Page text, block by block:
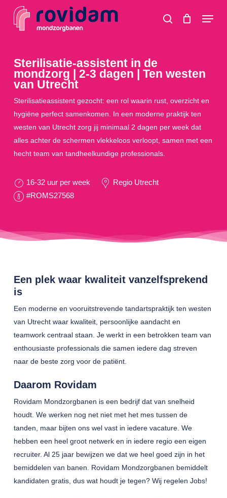
search
Menu
Sterilisatie-assistent in de
mondzorg | 2-3 dagen | Ten westen
van Utrecht
Sterilisatieassistent gezocht: een rol waarin rust, overzicht en
hygiëne perfect samenkomen. In een moderne praktijk ten
westen van Utrecht zorg jij minimaal 2 dagen per week dat
alles achter de schermen vlekkeloos verloopt, samen met een
hecht team van tandheelkundige professionals.
16-32 uur per week
Regio Utrecht
#ROMS27568
Een plek waar kwaliteit vanzelfsprekend
is
Een moderne en vooruitstrevende tandartspraktijk ten westen
van Utrecht waar kwaliteit, persoonlijke aandacht en
teamwork centraal staan. Je werkt in een betrokken team van
enthousiaste professionals die samen iedere dag streven
naar de beste zorg voor de patiënt.
Daarom Rovidam
Rovidam Mondzorgbanen is een bedrijf dat van snelheid
houdt. We werken nog net niet met het mes tussen de
tanden, maar bijten ons wel vast in iedere vacature. We
hebben een heel groot netwerk en in iedere regio een eigen
recruiter. Al 25 jaar bewijzen we dat we heel goed zijn in het
bemiddelen van banen. Rovidam Mondzorgbanen bemiddelt
kandidaten gratis, dus wat houdt je tegen? Wij regelen Jobs!